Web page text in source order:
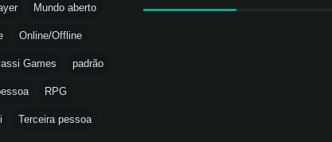
Mundo aberto
Online/Offline
Games padrão
RPG
Terceira pessoa